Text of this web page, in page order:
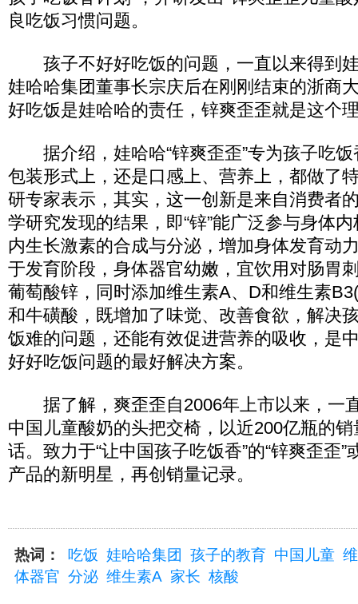
良吃饭习惯问题。
孩子不好好吃饭的问题，一直以来得到
娃哈哈集团董事长宗庆后在刚刚结束的浙商
好吃饭是娃哈哈的责任，锌爽歪歪就是这个
据介绍，娃哈哈“锌爽歪歪”专为孩子吃饭
包装形式上，还是口感上、营养上，都做了
研专家表示，其实，这一创新是来自消费者
学研究发现的结果，即“锌”能广泛参与身体
内生长激素的合成与分泌，增加身体发育动
于发育阶段，身体器官幼嫩，宜饮用对肠胃
葡萄酸锌，同时添加维生素A、D和维生素
和牛磺酸，既增加了味觉、改善食欲，解决
饭难的问题，还能有效促进营养的吸收，是
好好吃饭问题的最好解决方案。
据了解，爽歪歪自2006年上市以来，一
中国儿童酸奶的头把交椅，以近200亿瓶的
话。致力于“让中国孩子吃饭香”的“锌爽歪歪
产品的新明星，再创销量记录。
热词： 吃饭 娃哈哈集团 孩子的教育 中国儿童
体器官 分泌 维生素A 家长 核酸